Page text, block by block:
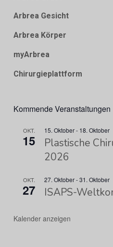
Arbrea Gesicht
Arbrea Körper
myArbrea
Chirurgieplattform
Kommende Veranstaltungen
OKT.
15
15. Oktober- 18. Oktober
Plastische
2026
OKT.
27
27. Oktober-31. Oktober
ISAPS-
Kalender anzeigen